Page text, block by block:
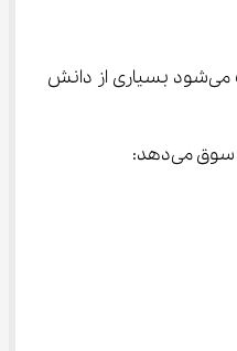
همان‌طور که بر همگان مبرهن است، درس منطق در سال دهم رشته انسانی اولین مواجهه جدی دانش آموزان با دنیای فلسفه و استدلال است. همین امر نیز باعث می‌شود بسیاری از دانش
سوق می‌دهد: